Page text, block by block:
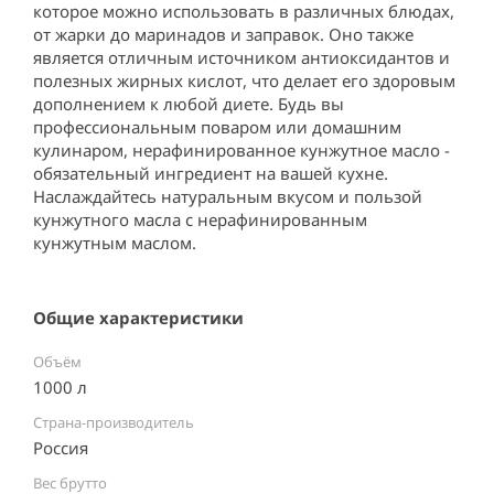
которое можно использовать в различных блюдах,
от жарки до маринадов и заправок. Оно также
является отличным источником антиоксидантов и
полезных жирных кислот, что делает его здоровым
дополнением к любой диете. Будь вы
профессиональным поваром или домашним
кулинаром, нерафинированное кунжутное масло -
обязательный ингредиент на вашей кухне.
Наслаждайтесь натуральным вкусом и пользой
кунжутного масла с нерафинированным
кунжутным маслом.
Общие характеристики
Объём
1000 л
Страна-производитель
Россия ⠀
Вес брутто